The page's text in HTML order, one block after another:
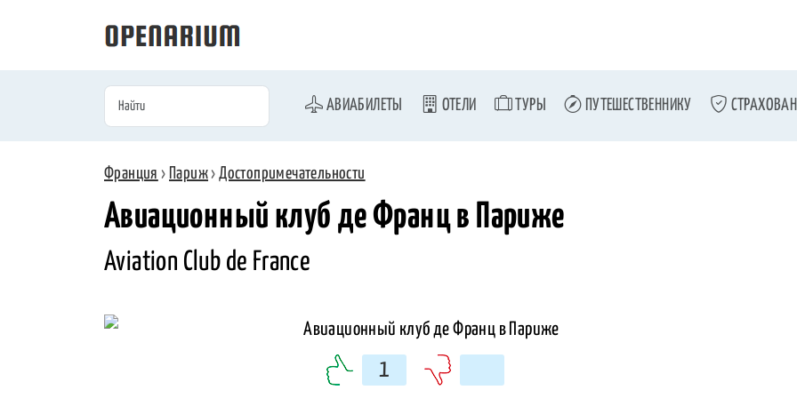
АВИАБИЛЕТЫ ОТЕЛИ ТУРЫ ПУТЕШЕСТВЕННИКУ
Франция › Париж›Достопримечательности
Авиационный клуб де Франц в Париже
Aviation Club de France
1